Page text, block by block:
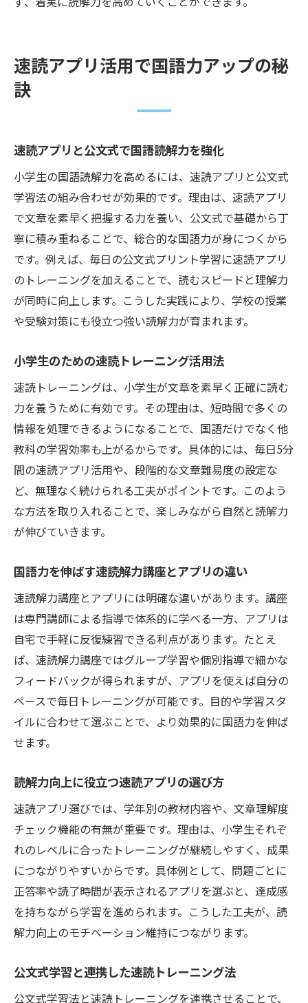
速読アプリ活用で国語力アップの秘
訣
速読アプリと公文式で国語読解力を強化
小学生の国語読解力を高めるには、速読アプリと公文式
学習法の組み合わせが効果的です。理由は、速読アプリ
で文章を素早く把握する力を養い、公文式で基礎から丁
寧に積み重ねることで、総合的な国語力が身につくから
です。例えば、毎日の公文式プリント学習に速読アプリ
のトレーニングを加えることで、読むスピードと理解力
が同時に向上します。こうした実践により、学校の授業
や受験対策にも役立つ強い読解力が育まれます。
小学生のための速読トレーニング活用法
速読トレーニングは、小学生が文章を素早く正確に読む
力を養うために有効です。その理由は、短時間で多くの
情報を処理できるようになることで、国語だけでなく他
教科の学習効率も上がるからです。具体的には、毎日5分
間の速読アプリ活用や、段階的な文章難易度の設定な
ど、無理なく続けられる工夫がポイントです。このよう
な方法を取り入れることで、楽しみながら自然と読解力
が伸びていきます。
国語力を伸ばす速読解力講座とアプリの違い
速読解力講座とアプリには明確な違いがあります。講座
は専門講師による指導で体系的に学べる一方、アプリは
自宅で手軽に反復練習できる利点があります。たとえ
ば、速読解力講座ではグループ学習や個別指導で細かな
フィードバックが得られますが、アプリを使えば自分の
ペースで毎日トレーニングが可能です。目的や学習スタ
イルに合わせて選ぶことで、より効果的に国語力を伸ば
せます。
読解力向上に役立つ速読アプリの選び方
速読アプリ選びでは、学年別の教材内容や、文章理解度
チェック機能の有無が重要です。理由は、小学生それぞ
れのレベルに合ったトレーニングが継続しやすく、成果
につながりやすいからです。具体例として、問題ごとに
正答率や読了時間が表示されるアプリを選ぶと、達成感
を持ちながら学習を進められます。こうした工夫が、読
解力向上のモチベーション維持につながります。
公文式学習と連携した速読トレーニング法
公文式学習法と速読トレーニングを連携させることで、